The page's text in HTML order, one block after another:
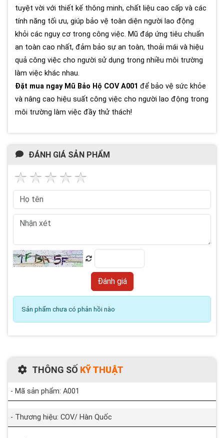
tuyệt vời với thiết kế thông minh, chất liệu cao cấp và các
tính năng tối ưu, giúp bảo vệ toàn diện người lao động
khỏi các nguy cơ trong công việc. Mũ đáp ứng tiêu chuẩn
an toàn cao nhất, đảm bảo sự an toàn, thoải mái và hiệu
quả công việc cho người sử dụng trong nhiều môi trường
làm việc khác nhau.
Đặt mua ngay Mũ Bảo Hộ COV A001 để bảo vệ sức khỏe
và nâng cao hiệu suất công việc cho người lao động trong
môi trường làm việc đầy thử thách!
ĐÁNH GIÁ SẢN PHẨM
Sản phẩm chưa có phản hồi nào
THÔNG SỐ KỸ THUẬT
- Mã sản phẩm: A001
- Thương hiệu: COV/ Hàn Quốc